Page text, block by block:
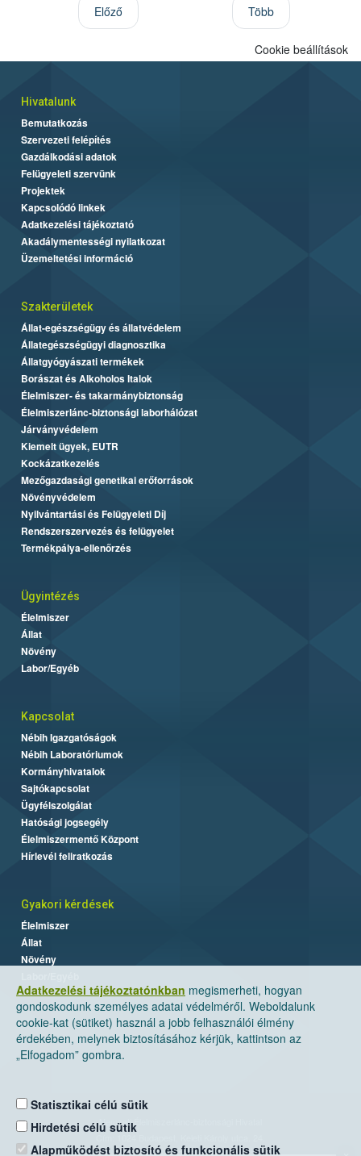
Előző Több
Adatkezelési tájékoztatónkban megismerheti, hogyan
gondoskodunk személyes adatai védelméről. Weboldalunk
cookie-kat (sütiket) használ a jobb felhasználói élmény
érdekében, melynek biztosításához kérjük, kattintson az
„Elfogadom” gombra.
Statisztikai célú sütik
Hirdetési célú sütik
Alapműködést biztosító és funkcionális sütik
Cookie beállítások
Hivatalunk
Bemutatkozás
Szervezeti felépítés
Gazdálkodási adatok
Felügyeleti szervünk
Projektek
Kapcsolódó linkek
Adatkezelési tájékoztató
Akadálymentességi nyilatkozat
Üzemeltetési információ
Szakterületek
Állat-egészségügy és állatvédelem
Állategészségügyi diagnosztika
Állatgyógyászati termékek
Borászat és Alkoholos Italok
Élelmiszer- és takarmánybiztonság
Élelmiszerlánc-biztonsági laborhálózat
Járványvédelem
Kiemelt ügyek, EUTR
Kockázatkezelés
Mezőgazdasági genetikai erőforrások
Növényvédelem
Nyilvántartási és Felügyeleti Díj
Rendszerszervezés és felügyelet
Termékpálya-ellenőrzés
Ügyintézés
Élelmiszer
Állat
Növény
Labor/Egyéb
Kapcsolat
Nébih Igazgatóságok
Nébih Laboratóriumok
Kormányhivatalok
Sajtókapcsolat
Ügyfélszolgálat
Hatósági jogsegély
Élelmiszermentő Központ
Hírlevél feliratkozás
Gyakori kérdések
Élelmiszer
Állat
Növény
Nemzeti Élelmiszerlánc-biztonsági Hivatal
Levelezési cím: 1525 Budapest. Pf. 30.